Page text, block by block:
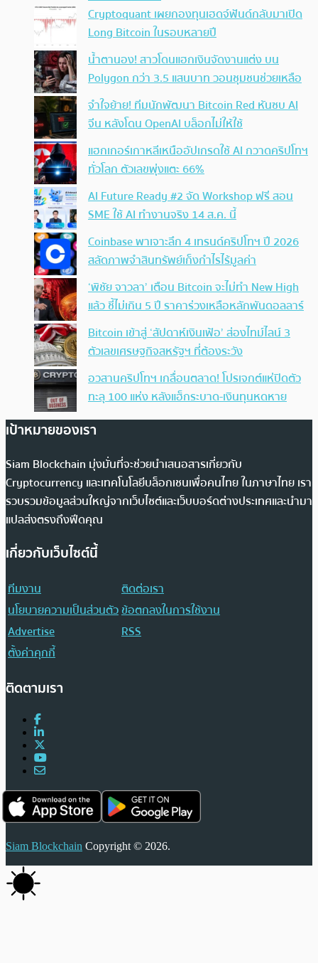
Cryptoquant เผยกองทุนเฮดจ์ฟันด์กลับมาเปิด
Long Bitcoin ในรอบหลายปี
น้ำตานอง! สาวโดนแฮกเงินจัดงานแต่ง บน
Polygon กว่า 3.5 แสนบาท วอนชุมชนช่วยเหลือ
จำใจย้าย! ทีมนักพัฒนา Bitcoin Red หันซบ AI
จีน หลังโดน OpenAI บล็อกไม่ให้ใช้
แฮกเกอร์เกาหลีเหนืออัปเกรดใช้ AI กวาดคริปโทฯ
ทั่วโลก ตัวเลขพุ่งแตะ 66%
AI Future Ready #2 จัด Workshop ฟรี สอน
SME ใช้ AI ทำงานจริง 14 ส.ค. นี้
Coinbase พาเจาะลึก 4 เทรนด์คริปโทฯ ปี 2026
สลัดภาพจำสินทรัพย์เก็งกำไรไร้มูลค่า
‘พิชัย จาวลา’ เตือน Bitcoin จะไม่ทำ New High
แล้ว ชี้ไม่เกิน 5 ปี ราคาร่วงเหลือหลักพันดอลลาร์
Bitcoin เข้าสู่ ‘สัปดาห์เงินเฟ้อ’ ส่องไทม์ไลน์ 3
ตัวเลขเศรษฐกิจสหรัฐฯ ที่ต้องระวัง
อวสานคริปโทฯ เกลื่อนตลาด! โปรเจกต์แห่ปิดตัว
ทะลุ 100 แห่ง หลังแฮ็กระบาด-เงินทุนหดหาย
เป้าหมายของเรา
Siam Blockchain มุ่งมั่นที่จะช่วยนำเสนอสารเกี่ยวกับ
Cryptocurrency และเทคโนโลยีบล็อกเชนเพื่อคนไทย ในภาษาไทย เรา
รวบรวมข้อมูลส่วนใหญ่จากเว็บไซต์และเว็บบอร์ดต่างประเทศและนำมา
แปลส่งตรงถึงฟีดคุณ
เกี่ยวกับเว็บไซต์นี้
ทีมงาน
ติดต่อเรา
นโยบายความเป็นส่วนตัวข้อตกลงในการใช้งาน
Advertise
RSS
ตั้งค่าคุกกี้
ติดตามเรา
Siam Blockchain Copyright © 2026.